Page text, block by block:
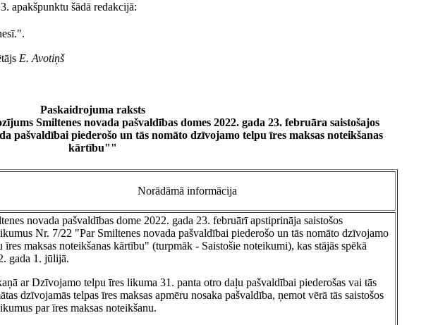
apakšpunktu šādā redakcijā:
E. Avotiņš
Paskaidrojuma raksts
Smiltenes novada pašvaldības domes 2022. gada 23. februāra saistošajos
pašvaldībai piederošo un tās nomāto dzīvojamo telpu īres maksas noteikšanas
kārtību""
Norādāmā informācija
novada pašvaldības dome 2022. gada 23. februārī apstiprināja saistošos
Nr. 7/22 "Par Smiltenes novada pašvaldībai piederošo un tās nomāto dzīvojamo
īres maksas noteikšanas kārtību" (turpmāk - Saistošie noteikumi), kas stājās spēkā
gada 1. jūlijā.
ar Dzīvojamo telpu īres likuma 31. panta otro daļu pašvaldībai piederošas vai tās
dzīvojamās telpas īres maksas apmēru nosaka pašvaldība, ņemot vērā tās saistošos
par īres maksas noteikšanu.